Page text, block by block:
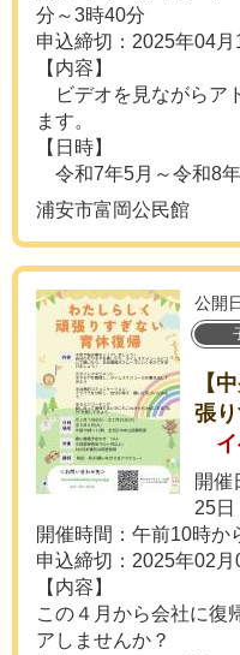
分～3時40分
申込締切：2025年04月
【内容】
ビデオを見ながらア
ます。
【日時】
令和7年5月～令和8
浦安市富岡公民館
公開
【
張
開催
25日
開催時間：午前10時か
申込締切：2025年02月
【内容】
この４月から会社に復
アしませんか？